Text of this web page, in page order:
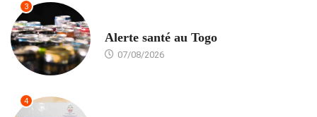
3
Alerte santé au Togo
07/08/2026
4